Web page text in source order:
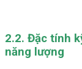
2.2. Đặc tính
năng lượng